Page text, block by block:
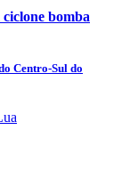
bomba
Centro-Sul do